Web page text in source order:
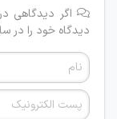
اگر دیدگاهی
دیدگاه خود را در